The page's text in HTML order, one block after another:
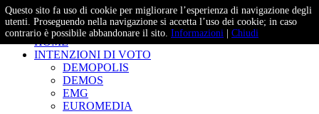
– Studi e Proiezioni Elettorali
HOME
INTENZIONI DI VOTO
DEMOPOLIS
DEMOS
EMG
EUROMEDIA
Questo sito fa uso di cookie per migliorare l’esperienza di navigazione degli
utenti. Proseguendo nella navigazione si accetta l’uso dei cookie; in caso
contrario è possibile abbandonare il sito. Informazioni Chiudi